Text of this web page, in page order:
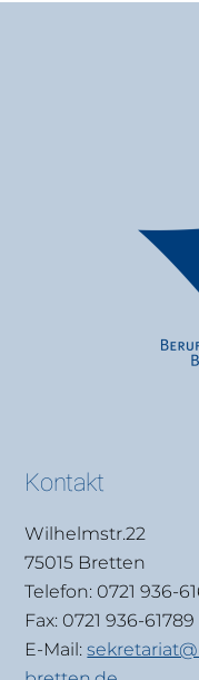
Kontakt
Wilhelmstr.22
75015 Bretten
Telefon: 0721 936-
Fax: 0721 936-61789
E-Mail: